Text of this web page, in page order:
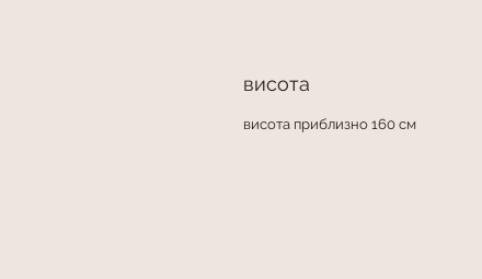
висота
висота приблизно 160 см